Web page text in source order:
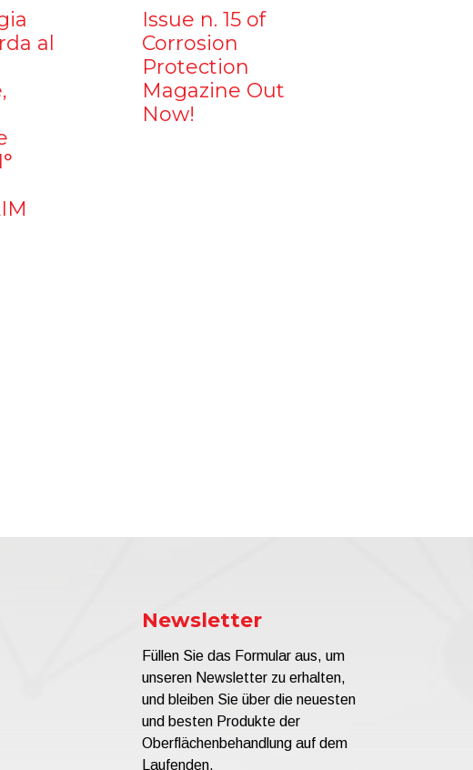
al
Issue n. 15 of
Corrosion
Protection
Magazine Out
Now!
Newsletter
Füllen Sie das Formular aus, um
unseren Newsletter zu erhalten,
und bleiben Sie über die neuesten
und besten Produkte der
Oberflächenbehandlung auf dem
Laufenden.